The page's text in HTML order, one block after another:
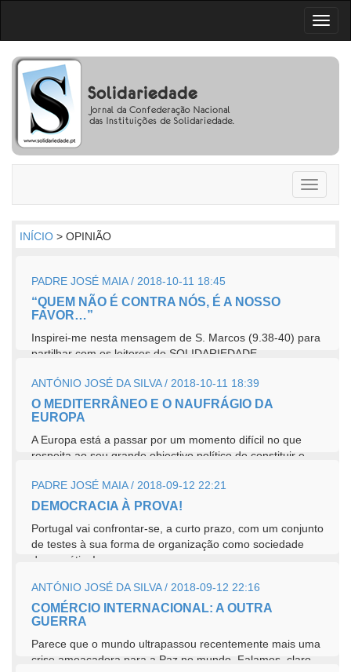
Toggle
INÍCIO > OPINIÃO
PADRE JOSÉ MAIA / 2018-10-11 18:45
“QUEM NÃO É CONTRA NÓS, É A NOSSO
FAVOR…”
Inspirei-me nesta mensagem de S. Marcos (9.38-40) para
partilhar com os leitores do SOLIDARIEDADE
ANTÓNIO JOSÉ DA SILVA / 2018-10-11 18:39
O MEDITERRÂNEO E O NAUFRÁGIO DA
EUROPA
A Europa está a passar por um momento difícil no que
respeita ao seu grande objectivo político de constituir e
PADRE JOSÉ MAIA / 2018-09-12 22:21
DEMOCRACIA À PROVA!
Portugal vai confrontar-se, a curto prazo, com um conjunto
de testes à sua forma de organização como sociedade
democrática!
ANTÓNIO JOSÉ DA SILVA / 2018-09-12 22:16
COMÉRCIO INTERNACIONAL: A OUTRA
GUERRA
Parece que o mundo ultrapassou recentemente mais uma
crise ameaçadora para a Paz no mundo. Falamos, claro